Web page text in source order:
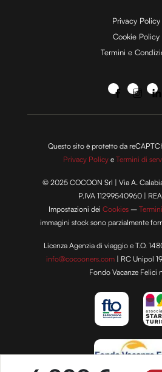
Privacy Policy
Cookie Policy
Termini e
Questo sito è protetto da
Privacy Policy eTermini di
© 2025 COCOON Srl | Via A.
P.IVA 11299540960 |
Impostazioni deiCookies –
immagini stock sono parzialmente
Licenza Agenzia di viaggio e T.O.
info@cocooners.com | RC Unipol
Fondo Vacanze Felici